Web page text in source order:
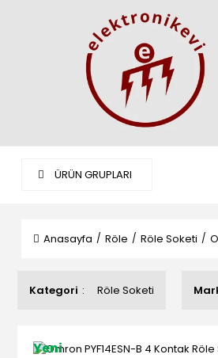
ÜRÜN GRUPLARI
Anasayfa Röle Röle Soketi
Kategori Röle Soketi
Yeni